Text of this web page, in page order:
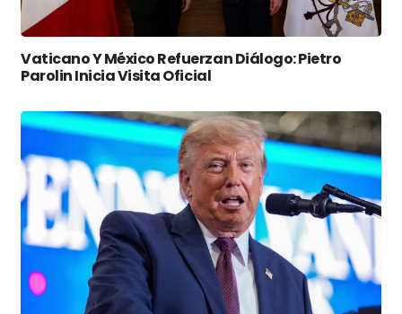
Vaticano Y México Refuerzan Diálogo: Pietro
Parolin Inicia Visita Oficial